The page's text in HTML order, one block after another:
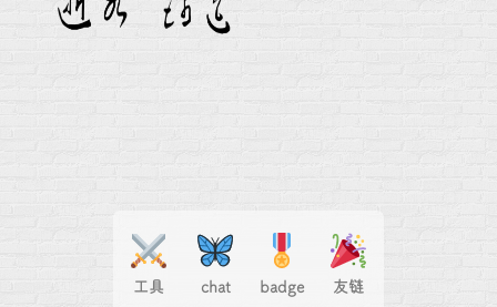
工具 chat badge 友链